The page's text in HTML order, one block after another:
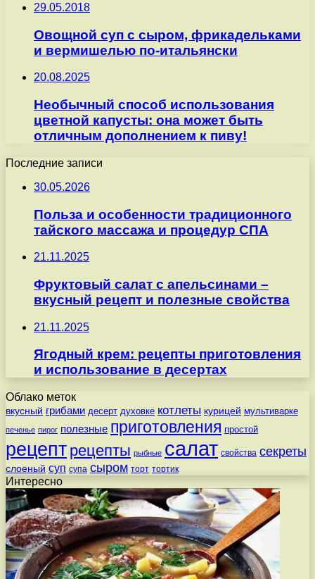
29.05.2018
Овощной суп с сыром, фрикадельками
и вермишелью по-итальянски
20.08.2025
Необычный способ использования
цветной капусты: она может быть
отличным дополнением к пиву!
Последние записи
30.05.2026
Польза и особенности традиционного
тайского массажа и процедур СПА
21.11.2025
Фруктовый салат с апельсинами –
вкусный рецепт и полезные свойства
21.11.2025
Ягодный крем: рецепты приготовления
и использование в десертах
Облако меток
вкусный грибами десерт духовке котлеты курицей мультиварке
печенье пирог полезные приготовления простой
рецепт рецепты рыбные салат свойства секреты
слоеный суп супа сыром торт тортик
Интересно